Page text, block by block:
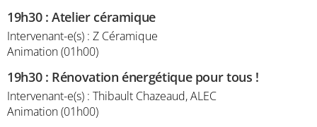
19h30:Atelier céramique
Intervenant-e(s) : Z Céramique
Animation (01h00)
19h30: Rénovation énergétique pour tous !
Intervenant-e(s) : Thibault Chazeaud, ALEC
Animation (01h00)